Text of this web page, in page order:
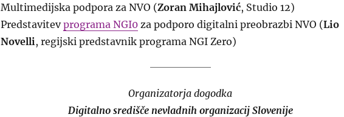
Multimedijska podpora za NVO (Zoran Mihajlović, Studio 12)
Predstavitevprograma NGI0za podporo digitalni preobrazbi NVO (Lio
Novelli , regijski predstavnik programa NGI Zero)
Organizatorja dogodka
Digitalno središče nevladnih organizacij Slovenije